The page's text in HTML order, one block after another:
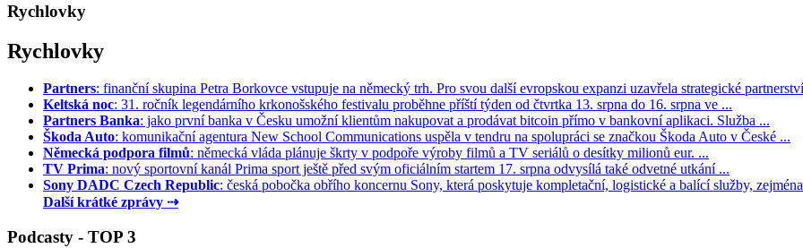
Rychlovky
Rychlovky
Partners: finanční skupina Petra Borkovce vstupuje na německý trh. Pro svou další evropskou expanzi uzavřela strategické
Keltská noc: 31. ročník legendárního krkonošského festivalu proběhne příští týden od čtvrtka 13. srpna do 16. srpna ve ...
Partners Banka: jako první banka v Česku umožní klientům nakupovat a prodávat bitcoin přímo v bankovní aplikaci. Služba ...
Škoda Auto: komunikační agentura New School Communications uspěla v tendru na spolupráci se značkou Škoda Auto v České ...
Německá podpora filmů: německá vláda plánuje škrty v podpoře výroby filmů a TV seriálů o desítky milionů eur. ...
TV Prima: nový sportovní kanál Prima sport ještě před svým oficiálním startem 17. srpna odvysílá také odvetné utkání ...
Sony DADC Czech Republic: česká pobočka obřího koncernu Sony, která poskytuje kompletační, logistické a balící služby,
Další krátké zprávy ⇢
Podcasty - TOP 3